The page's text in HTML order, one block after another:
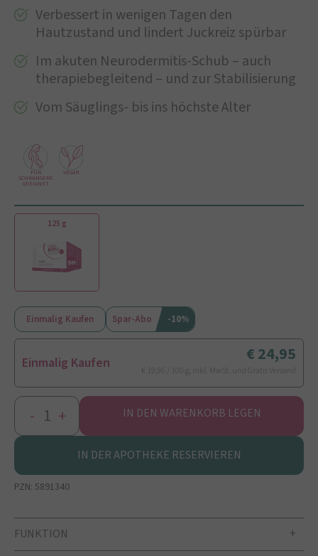
Verbessert in wenigen Tagen den
Hautzustand und lindert Juckreiz spürbar
Im akuten Neurodermitis-Schub – auch
therapiebegleitend – und zur Stabilisierung
Vom Säuglings- bis ins höchste Alter
FÜR
SCHWANGERE
GEEIGNET
VEGAN
125 g
Einmalig Kaufen Spar-Abo -10%
Einmalig Kaufen 24,95
€ 19,96 / 100 g, inkl. MwSt. und Gratis Versand
- + IN DEN WARENKORB LEGEN
IN DER APOTHEKE RESERVIEREN
PZN: 5891340
FUNKTION